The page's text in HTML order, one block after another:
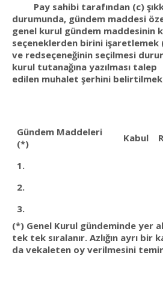
Pay sahibi tarafından (c)
durumunda, gündem maddesi
genel kurul gündem maddesinin
seçeneklerden birini işaretlemek
ve redseçeneğinin seçilmesi
kurul tutanağına yazılması talep
edilen muhalet şerhini
Gündem Maddeleri
(*)
Kabul
1.
2.
3.
(*) Genel Kurul gündeminde yer
tek tek sıralanır. Azlığın ayrı bir
da vekaleten oy verilmesini